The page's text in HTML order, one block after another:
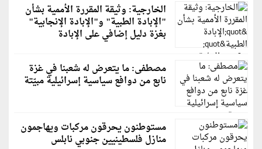
الخارجية: وثيقة المقررة الأممية بشأن
"الإبادة الطبية" و"الإبادة الإنجابية"
بغزة دليل إضافي على الإبادة
مصطفى: ما يتعرض له شعبنا في غزة
نابع من دوافع سياسية إسرائيلية مبيّتة
مستوطنون يحرقون مركبات ويهاجمون
منازل فلسطينيين جنوبي نابلس